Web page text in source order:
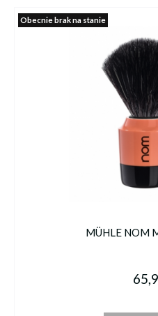
MÜHLE NOM
Obecnie brak na stanie